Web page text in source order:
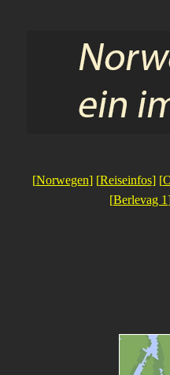
[Norwegen] [Reiseinfos] [
[Berlevag 1